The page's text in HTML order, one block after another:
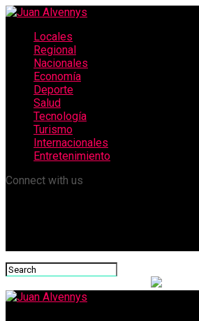
Locales
Regional
Nacionales
Economía
Deporte
Salud
Tecnología
Turismo
Internacionales
Entretenimiento
Connect with us